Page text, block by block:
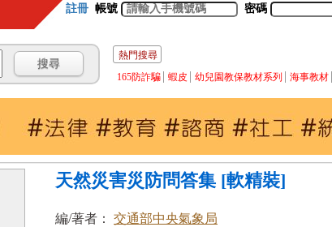
註冊 帳號 密碼
熱門搜尋
165防詐騙
蝦皮 幼兒園教保教材系列 海事教材
天然災害災防問答集 [軟精裝]
編/著者： 交通部中央氣象局